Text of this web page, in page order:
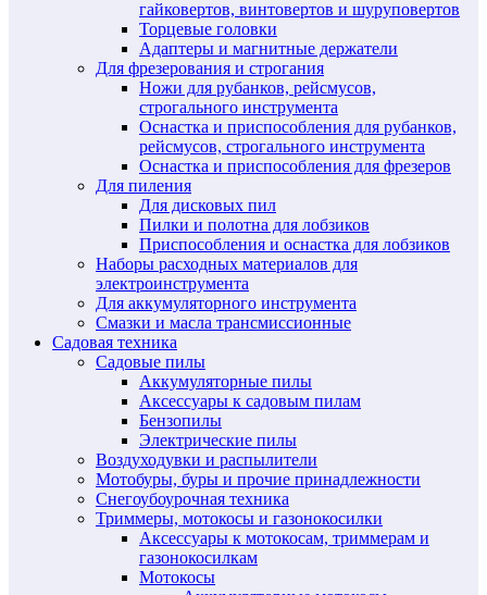
гайковертов, винтовертов и шуруповертов
Торцевые головки
Адаптеры и магнитные держатели
Для фрезерования и строгания
Ножи для рубанков, рейсмусов,
строгального инструмента
Оснастка и приспособления для рубанков,
рейсмусов, строгального инструмента
Оснастка и приспособления для фрезеров
Для пиления
Для дисковых пил
Пилки и полотна для лобзиков
Приспособления и оснастка для лобзиков
Наборы расходных материалов для
электроинструмента
Для аккумуляторного инструмента
Смазки и масла трансмиссионные
Садовая техника
Садовые пилы
Аккумуляторные пилы
Аксессуары к садовым пилам
Бензопилы
Электрические пилы
Воздуходувки и распылители
Мотобуры, буры и прочие принадлежности
Снегоубоурочная техника
Триммеры, мотокосы и газонокосилки
Аксессуары к мотокосам, триммерам и
газонокосилкам
Мотокосы